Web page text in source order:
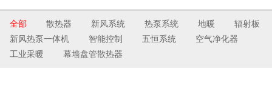
全部 散热器 新风系统 热泵系统 地暖
辐射板
新风热泵一体机
智能控制 五恒系统
空气净化器
工业采暖
幕墙盘管散热器